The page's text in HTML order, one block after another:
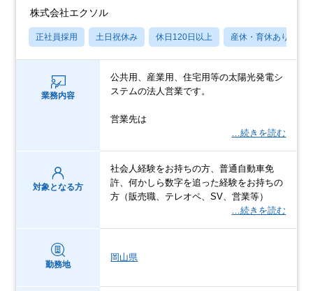
株式会社エクソル
正社員採用 土日祝休み 休日120日以上 産休・育休あり
業務内容
公共用、産業用、住宅用等の太陽光発電シ
ステムの法人営業です。
営業先は
…続きを読む
対象となる方
社会人経験をお持ちの方、普通自動車免
許、何かしら数字を追った経験をお持ちの
方（販売職、テレオペ、SV、営業等）
…続きを読む
勤務地
岡山県